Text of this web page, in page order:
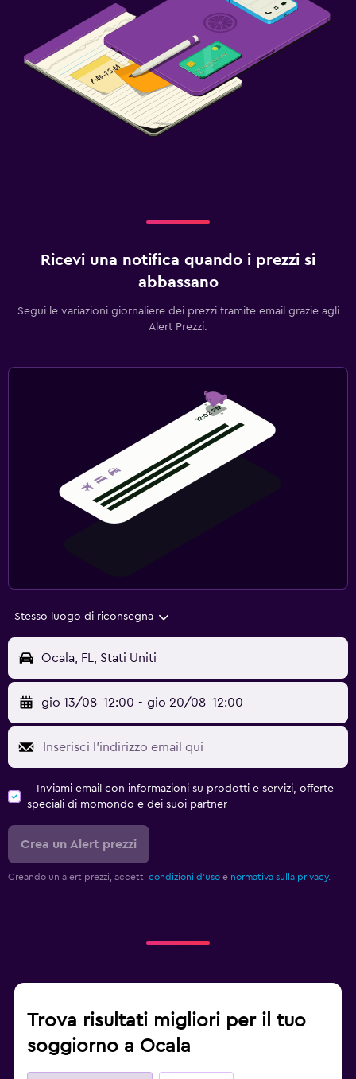
Ricevi una notifica quando i prezzi si
abbassano
Segui le variazioni giornaliere dei prezzi tramite email grazie agli
Alert Prezzi.
Stesso luogo di riconsegna
Ocala, FL, Stati Uniti
gio 13/08 12:00 - gio 20/08 12:00
Inviami email con informazioni su prodotti e servizi, offerte
speciali di momondo e dei suoi partner
Crea un Alert prezzi
Creando un alert prezzi, accetti condizioni d'uso e normativa sulla privacy.
Trova risultati migliori per il tuo
soggiorno a Ocala